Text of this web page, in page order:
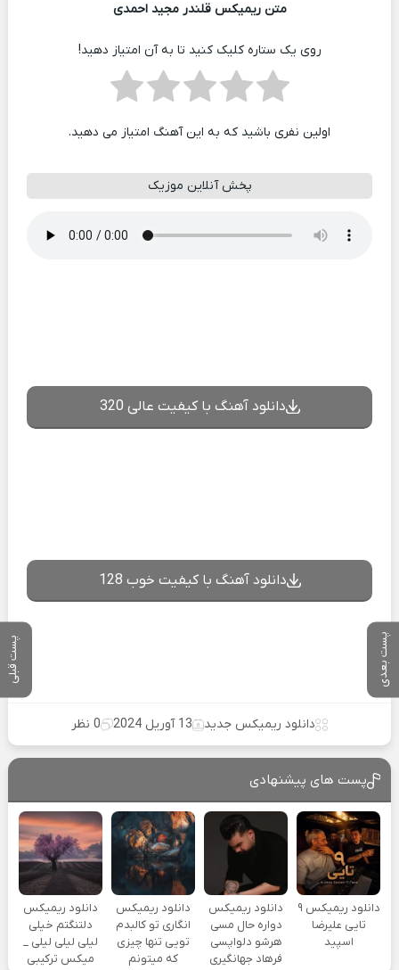
پست بعدی پست قبلی
متن ریمیکس قلندر مجید احمدی
روی یک ستاره کلیک کنید تا به آن امتیاز دهید!
اولین نفری باشید که به این آهنگ امتیاز می دهید.
پخش آنلاین موزیک
دانلود آهنگ با کیفیت عالی 320
دانلود آهنگ با کیفیت خوب 128
دانلود ریمیکس جدید 13 آوریل 2024 0 نظر
پست های پیشنهادی
دانلود ریمیکس ۹
تایی علیرضا
اسپید
دانلود ریمیکس
دواره حال مسی
هرشو دلواپسی
فرهاد جهانگیری
دانلود ریمیکس
انگاری تو کالبدم
تویی تنها چیزی
که میتونم
دانلود ریمیکس
دلتنگتم خیلی
لیلی لیلی لیلی _
میکس ترکیبی